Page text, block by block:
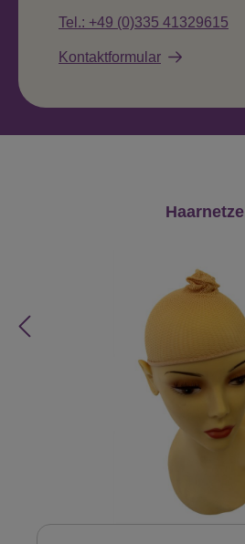
Tel.: +49 (0)335 41329615
Kontaktformular
Produktgalerie überspringen
Haarnetze